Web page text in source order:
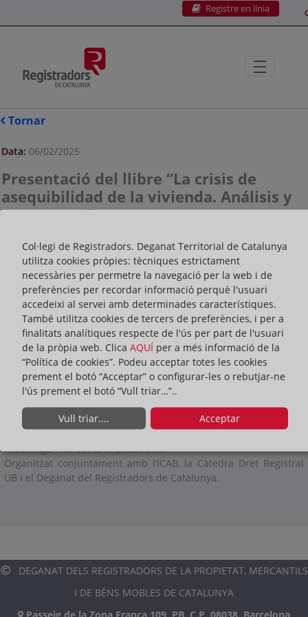
Registre en línia
Tornar
Data: 06/02/2025
Presentació del llibre “La crisis de
asequibilidad de la vivienda. Análisis y
propuestas"
El 6 de febrer de 2025, a les 19:00 hores, es presentarà en la
Biblioteca de l’ICAB el llibre “La crisis de asequibilidad de la
vivienda. Análisis y propuestas" de Fernando P. Méndez
González. Una anàlisi profunda sobre l’accessibilitat de
l’habitatge i les seves implicacions.
Organitzat conjuntament amb l’ICAB, la Càtedra Dret Registral
UB i el Deganat del Registradors de Catalunya.
DEGANAT DELS REGISTRADORS DE LA PROPIETAT, MERCANTILS
I DE BÉNS MOBLES DE CATALUNYA
Passeig de la Zona Franca 109, PB, C.P. 08038, Barcelona
Col·legi de Registradors. Deganat Territorial de Catalunya
utilitza cookies pròpies: tècniques estrictament
necessàries per permetre la navegació per la web i de
preferències per recordar informació perquè l'usuari
accedeixi al servei amb determinades característiques.
També utilitza cookies de tercers de preferències, i per a
finalitats analítiques respecte de l'ús per part de l'usuari
de la pròpia web. Clica AQUÍ per a més informació de la
“Política de cookies”. Podeu acceptar totes les cookies
prement el botó “Acceptar” o configurar-les o rebutjar-ne
l'ús prement el botó “Vull triar…”..
Vull triar.... Acceptar